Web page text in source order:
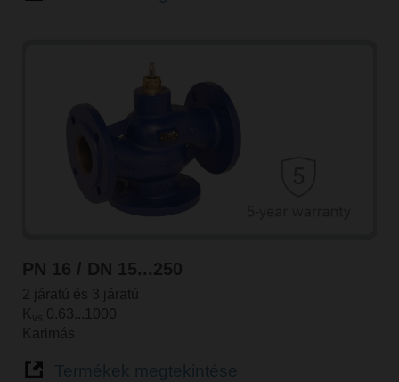
PN 16 / DN 15...250
2 járatú és 3 járatú
K
0.63...1000
Karimás